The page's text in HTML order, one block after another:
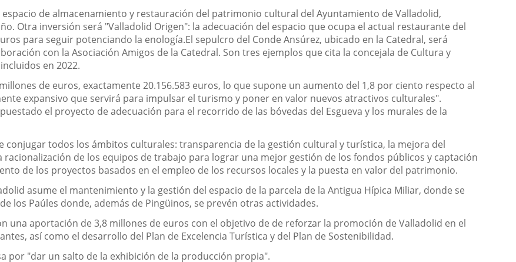
de almacenamiento y restauración del patrimonio cultural del Ayuntamiento de Valladolid,
Otra inversión será "Valladolid Origen": la adecuación del espacio que ocupa el actual restaurante del
para seguir potenciando la enología.El sepulcro del Conde Ansúrez, ubicado en la Catedral, será
con la Asociación Amigos de la Catedral. Son tres ejemplos que cita la concejala de Cultura y
en 2022.
de euros, exactamente 20.156.583 euros, lo que supone un aumento del 1,8 por ciento respecto al
expansivo que servirá para impulsar el turismo y poner en valor nuevos atractivos culturales".
el proyecto de adecuación para el recorrido de las bóvedas del Esgueva y los murales de la
conjugar todos los ámbitos culturales: transparencia de la gestión cultural y turística, la mejora del
de los equipos de trabajo para lograr una mejor gestión de los fondos públicos y captación
de los proyectos basados en el empleo de los recursos locales y la puesta en valor del patrimonio.
asume el mantenimiento y la gestión del espacio de la parcela de la Antigua Hípica Miliar, donde se
los Paúles donde, además de Pingüinos, se prevén otras actividades.
una aportación de 3,8 millones de euros con el objetivo de de reforzar la promoción de Valladolid en el
así como el desarrollo del Plan de Excelencia Turística y del Plan de Sostenibilidad.
por "dar un salto de la exhibición de la producción propia".